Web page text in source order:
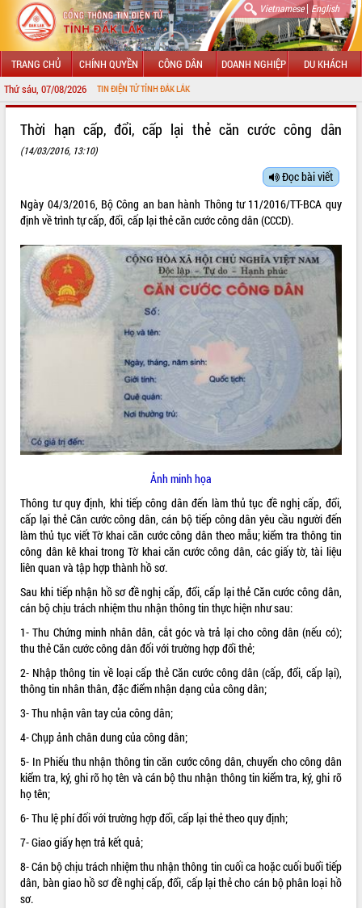
Vietnamese| English
TRANG CHỦ CHÍNH QUYỀN CÔNG DÂN DOANH NGHIỆP DU KHÁCH
Thứ sáu, 07/08/2026
THÔNG TIN ĐIỆN TỬ TỈNH ĐẮK LẮK
LÃNH ĐẠO UBND TỈNH
SỞ, BAN, NGÀNH
UBND CÁC XÃ, PHƯỜNG
THÔNG TIN CHỈ ĐẠO ĐIỀU HÀNH
HỆ THỐNG VĂN BẢN
VĂN BẢN HĐND TỈNH
QUY HOẠCH - KẾ HOẠCH
VIDEO
Không có file video nào để phát.
ALBUM ẢNH
Thời hạn cấp, đổi, cấp lại thẻ căn cước công dân
(14/03/2016, 13:10)
Đọc bài viết
Ngày 04/3/2016, Bộ Công an ban hành Thông tư 11/2016/TT-BCA quy
định về trình tự cấp, đổi, cấp lại thẻ căn cước công dân (CCCD).
Ảnh minh họa
Thông tư quy định, khi tiếp công dân đến làm thủ tục đề nghị cấp, đổi,
cấp lại thẻ Căn cước công dân, cán bộ tiếp công dân yêu cầu người đến
làm thủ tục viết Tờ khai căn cước công dân theo mẫu; kiểm tra thông tin
công dân kê khai trong Tờ khai căn cước công dân, các giấy tờ, tài liệu
liên quan và tập hợp thành hồ sơ.
Sau khi tiếp nhận hồ sơ đề nghị cấp, đổi, cấp lại thẻ Căn cước công dân,
cán bộ chịu trách nhiệm thu nhận thông tin thực hiện như sau:
1- Thu Chứng minh nhân dân, cắt góc và trả lại cho công dân (nếu có);
thu thẻ Căn cước công dân đối với trường hợp đổi thẻ;
2- Nhập thông tin về loại cấp thẻ Căn cước công dân (cấp, đổi, cấp lại),
thông tin nhân thân, đặc điểm nhận dạng của công dân;
3- Thu nhận vân tay của công dân;
4- Chụp ảnh chân dung của công dân;
5- In Phiếu thu nhận thông tin căn cước công dân, chuyển cho công dân
kiểm tra, ký, ghi rõ họ tên và cán bộ thu nhận thông tin kiểm tra, ký, ghi rõ
họ tên;
6- Thu lệ phí đối với trường hợp đổi, cấp lại thẻ theo quy định;
7- Giao giấy hẹn trả kết quả;
8- Cán bộ chịu trách nhiệm thu nhận thông tin cuối ca hoặc cuối buổi tiếp
dân, bàn giao hồ sơ đề nghị cấp, đổi, cấp lại thẻ cho cán bộ phân loại hồ
sơ.